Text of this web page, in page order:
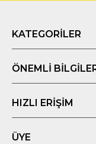
KATEGORILER
ÖNEMLI
HIZLI ERIŞIM
ÜYE